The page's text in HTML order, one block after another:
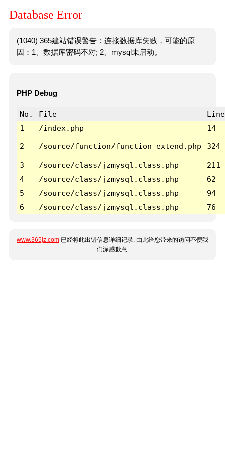
Database Error
(1040) 365建站错误警告：连接数据库失败，可能的原
因：1、数据库密码不对; 2、mysql未启动。
PHP Debug
No. File
Line
1
/index.php 14
2 /source/function/function_extend.php 324
3 /source/class/jzmysql.class.php
211
4
/source/class/jzmysql.class.php
62
5
/source/class/jzmysql.class.php
94
6
/source/class/jzmysql.class.php 76
www.365jz.com 已经将此出错信息详细记录, 由此给您带来的访问不便我
们深感歉意.